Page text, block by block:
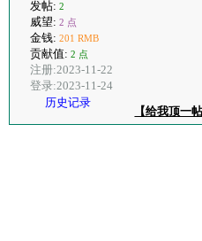
发帖: 2
威望: 2 点
金钱: 201 RMB
贡献值: 2 点
注册:2023-11-22
登录:2023-11-24
历史记录
【给我顶一帖